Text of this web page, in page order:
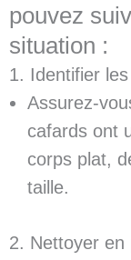
pouvez
situation :
1. Identifier
Assurez-
cafards ont
corps plat,
taille.
2. Nettoyer en